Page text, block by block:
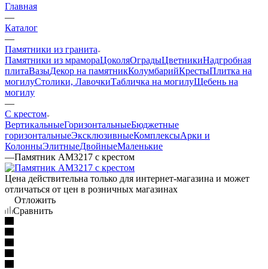
Главная
—
Каталог
—
Памятники из гранита
Памятники из мрамораЦоколяОградыЦветникиНадгробная
плитаВазыДекор на памятникКолумбарийКрестыПлитка на
могилуСтолики, ЛавочкиТабличка на могилуЩебень на
могилу
—
С крестом
ВертикальныеГоризонтальныеБюджетные
горизонтальныеЭксклюзивныеКомплексыАрки и
КолонныЭлитныеДвойныеМаленькие
—Памятник AM3217 с крестом
Цена действительна только для интернет-магазина и может
отличаться от цен в розничных магазинах
Отложить
Сравнить